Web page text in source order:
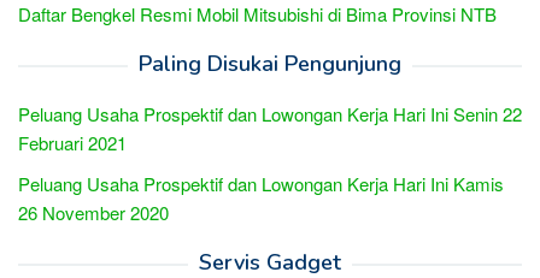
Daftar Bengkel Resmi Mobil Mitsubishi di Bima Provinsi NTB
Paling Disukai Pengunjung
Peluang Usaha Prospektif dan Lowongan Kerja Hari Ini Senin 22
Februari 2021
Peluang Usaha Prospektif dan Lowongan Kerja Hari Ini Kamis
26 November 2020
Servis Gadget